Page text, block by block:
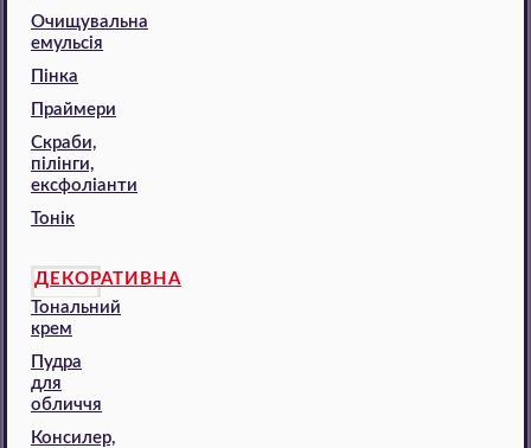
Очищувальна
емульсія
Пінка
Праймери
Скраби,
пілінги,
ексфоліанти
Тонік
ДЕКОРАТИВНА
Тональний
крем
Пудра
для
обличчя
Консилер,